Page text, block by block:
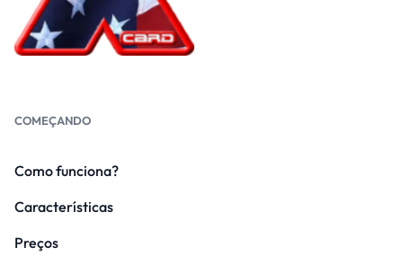
COMEÇANDO
Como funciona?
Características
Preços